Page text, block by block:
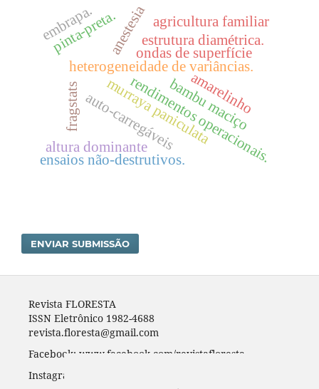
bambu maciço
heterogeneidade de variâncias.
auto-carregáveis
rendimentos operacionais.
ondas de superfície
ensaios não-destrutivos.
fragstats
anestesia
pinta-preta.
murraya paniculata
estrutura diamétrica.
amarelinho
agricultura familiar
embrapa.
altura dominante
ENVIAR SUBMISSÃO
Revista FLORESTA
ISSN Eletrônico 1982-4688
revista.floresta@gmail.com
Facebook: www.facebook.com/revistafloresta
Instagran: revista_floresta